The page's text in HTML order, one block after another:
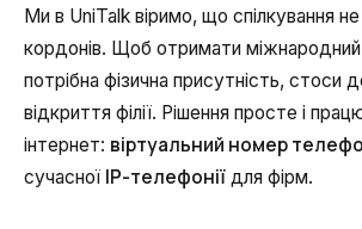
Додаткові послуги
СПАМ-моніторинг телефонних
номерів
SIP Trunk
Ми в UniTalk віримо, що спілкування
кордонів. Щоб отримати
потрібна фізична присутність, стоси
відкриття філії. Рішення просте і
інтернет: віртуальний номер
сучасної IP-телефонії для фірм.